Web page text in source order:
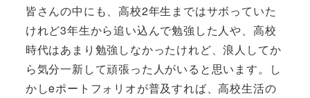
皆さんの中にも、高校2年生まではサボっていた
けれど3年生から追い込んで勉強した人や、高校
時代はあまり勉強しなかったけれど、浪人してか
ら気分一新して頑張った人がいると思います。し
かしeポートフォリオが普及すれば、高校生活の